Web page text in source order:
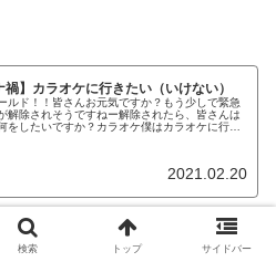
禍】カラオケに行きたい（いけない）
ルド！！皆さんお元気ですか？もう少しで緊急
解除されそうですねー解除されたら、皆さんは
をしたいですか？カラオケ僕はカラオケに行き
2021.02.20
検索 トップ サイドバー